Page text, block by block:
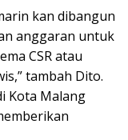
kan dibangun
anggaran untuk
CSR atau
tambah Dito.
Kota Malang